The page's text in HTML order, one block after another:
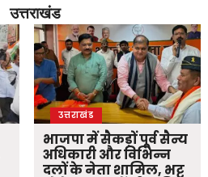
उत्तराखंड
उत्तराखंड
भाजपा में सैकड़ों पूर्व सैन्य
अधिकारी और विभिन्न
दलों के नेता शामिल, भट्ट